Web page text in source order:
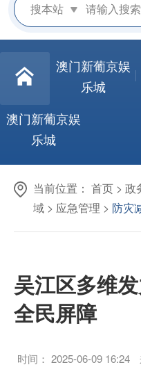
搜本站
澳门新葡京娱
乐城
澳门新葡京娱
乐城
当前位置： 首页 > 政
域 > 应急管理 > 防灾
吴江区多维
全民屏障
时间： 2025-06-09 16:24